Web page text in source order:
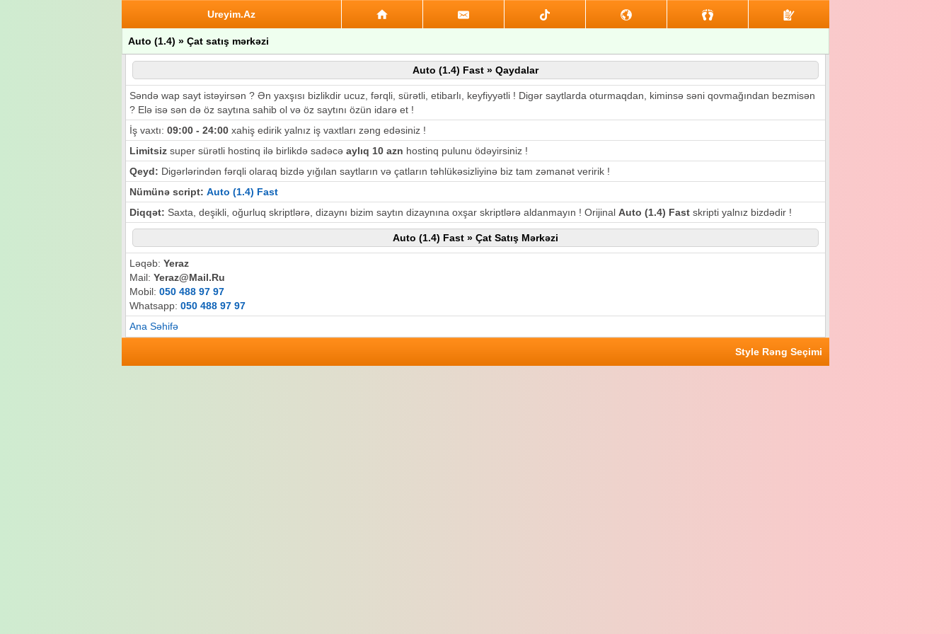
Ureyim.Az
Auto (1.4) » Çat satış mərkəzi
Auto (1.4) Fast » Qaydalar
Səndə wap sayt istəyirsən ? Ən yaxşısı bizlikdir ucuz, fərqli, sürətli, etibarlı, keyfiyyətli ! Digər saytlarda oturmaqdan, kiminsə səni qovmağından bezmisən
? Elə isə sən də öz saytına sahib ol və öz saytını özün idarə et !
İş vaxtı: 09:00 - 24:00 xahiş edirik yalnız iş vaxtları zəng edəsiniz !
Limitsiz super sürətli hostinq ilə birlikdə sadəcə aylıq 10 azn hostinq pulunu ödəyirsiniz !
Qeyd: Digərlərindən fərqli olaraq bizdə yığılan saytların və çatların təhlükəsizliyinə biz tam zəmanət veririk !
Nümünə script: Auto (1.4) Fast
Diqqət: Saxta, deşikli, oğurluq skriptlərə, dizaynı bizim saytın dizaynına oxşar skriptlərə aldanmayın ! Orijinal Auto (1.4) Fast skripti yalnız bizdədir !
Auto (1.4) Fast » Çat Satış Mərkəzi
Ləqəb: Yeraz
Mail: Yeraz@Mail.Ru
Mobil: 050 488 97 97
Whatsapp: 050 488 97 97
Ana Səhifə
Style Rəng Seçimi